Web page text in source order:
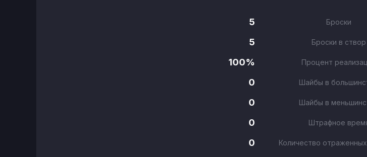
5 Броски
5
Броски в створ
100%
Процент
0
Шайбы в
0
Шайбы в
0
Штрафное
0
Количество